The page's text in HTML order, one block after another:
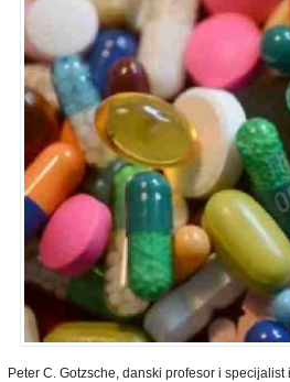
Peter C. Gotzsche, danski profesor i